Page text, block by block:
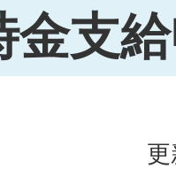
金支